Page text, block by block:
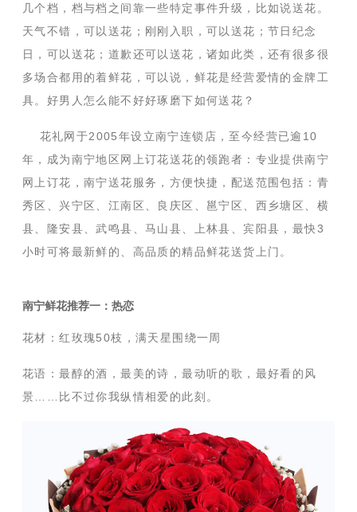
几个档，档与档之间靠一些特定事件升级，比如说送花。
天气不错，可以送花；刚刚入职，可以送花；节日纪念
日，可以送花；道歉还可以送花，诸如此类，还有很多很
多场合都用的着鲜花，可以说，鲜花是经营爱情的金牌工
具。好男人怎么能不好好琢磨下如何送花？
花礼网于2005年设立南宁连锁店，至今经营已逾10
年，成为南宁地区网上订花送花的领跑者：专业提供南宁
网上订花，南宁送花服务，方便快捷，配送范围包括：青
秀区、兴宁区、江南区、良庆区、邕宁区、西乡塘区、横
县、隆安县、武鸣县、马山县、上林县、宾阳县，最快3
小时可将最新鲜的、高品质的精品鲜花送货上门。
南宁鲜花推荐一：热恋
花材：红玫瑰50枝，满天星围绕一周
花语：最醇的酒，最美的诗，最动听的歌，最好看的风
景……比不过你我纵情相爱的此刻。